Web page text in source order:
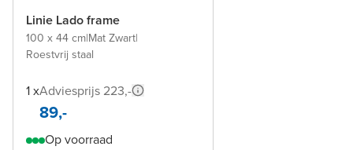
Linie Lado frame
100 x 44 cm|Mat Zwart|
Roestvrij staal
1 xAdviesprijs 223,-
89,-
Op voorraad